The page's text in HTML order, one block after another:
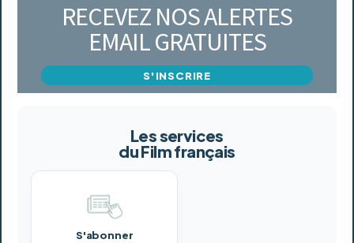
RECEVEZ NOS ALERTES
EMAIL GRATUITES
S'INSCRIRE
Les services
du Film français
S'abonner